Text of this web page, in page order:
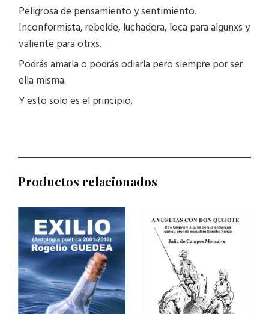
Peligrosa de pensamiento y sentimiento.
Inconformista, rebelde, luchadora, loca para algunxs y
valiente para otrxs.
Podrás amarla o podrás odiarla pero siempre por ser
ella misma.
Y esto solo es el principio.
Productos relacionados